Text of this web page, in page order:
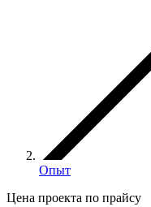
Опыт
Цена проекта по прайсу